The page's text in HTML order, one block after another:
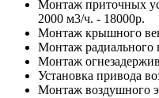
Монтаж приточных
2000 м3/ч. - 18000р.
Монтаж крышного
Монтаж радиального
Монтаж
Установка привода
Монтаж воздушного